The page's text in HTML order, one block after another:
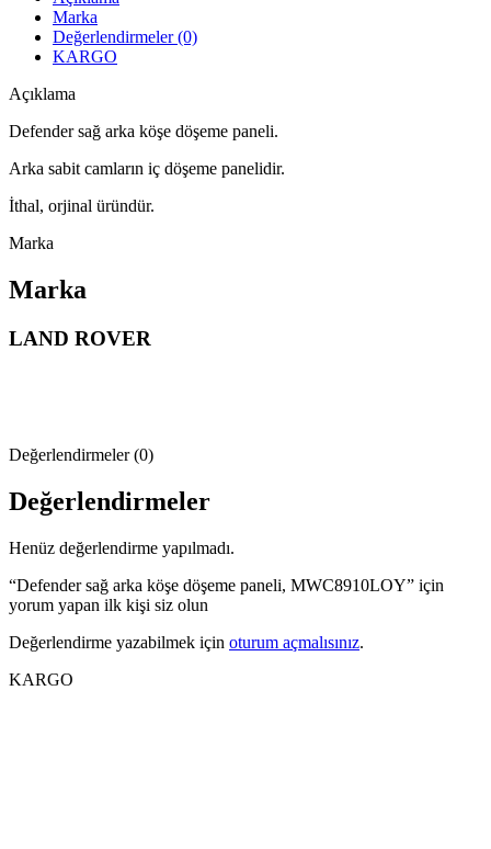
Marka
Değerlendirmeler (0)
KARGO
Açıklama
Defender sağ arka köşe döşeme paneli.
Arka sabit camların iç döşeme panelidir.
İthal, orjinal üründür.
Marka
Marka
LAND ROVER
Değerlendirmeler (0)
Değerlendirmeler
Henüz değerlendirme yapılmadı.
“Defender sağ arka köşe döşeme paneli, MWC8910LOY” için
yorum yapan ilk kişi siz olun
Değerlendirme yazabilmek için oturum açmalısınız.
KARGO